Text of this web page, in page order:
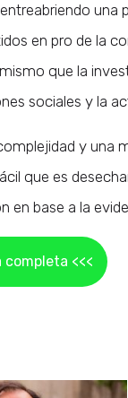
una
en pro de la
que la
sociales y la
y una
que es
en base a la
<<<